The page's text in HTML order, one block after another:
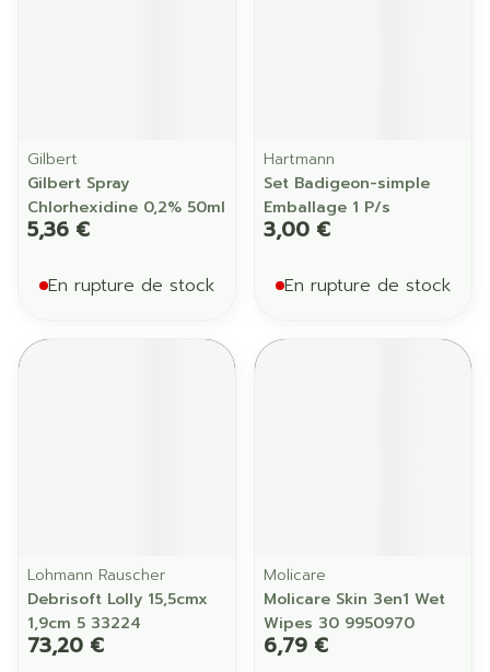
Gilbert
Gilbert Spray
Chlorhexidine 0,2% 50ml
5,36 €
En rupture de stock
Hartmann
Set Badigeon-simple
Emballage 1 P/s
3,00 €
En rupture de stock
Lohmann Rauscher
Debrisoft Lolly 15,5cmx
1,9cm 5 33224
73,20 €
Molicare
Molicare Skin 3en1 Wet
Wipes 30 9950970
6,79 €